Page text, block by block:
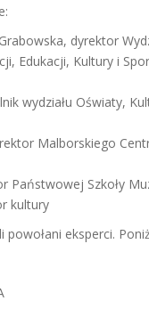
dyrektor
Edukacji, Kultury i
wydziału Oświaty,
Malborskiego
Państwowej Szkoły
kultury
eksperci.